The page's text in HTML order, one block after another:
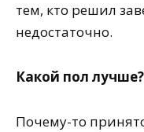
тем, кто решил
недостаточно.
Какой пол лучше?
Почему-то